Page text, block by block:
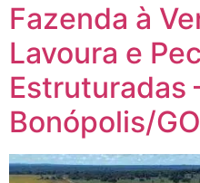
Fazenda à
Lavoura e
Estruturadas
Bonópolis/GO